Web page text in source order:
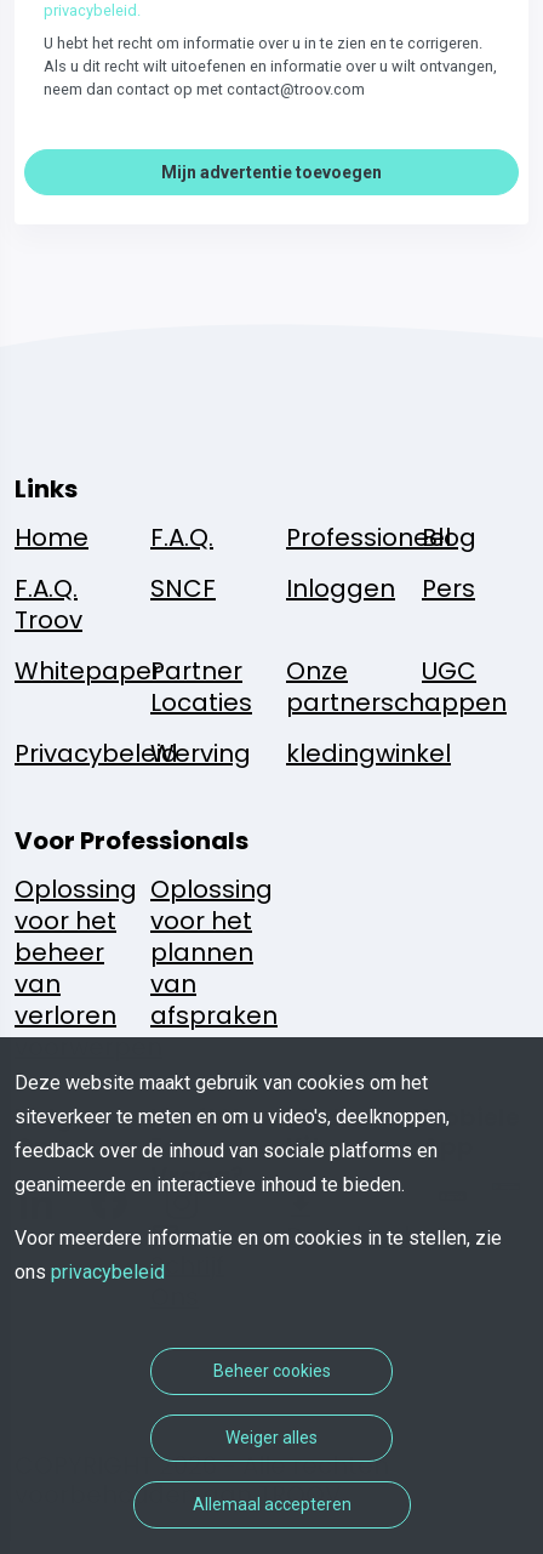
privacybeleid.
U hebt het recht om informatie over u in te zien en te corrigeren.
Als u dit recht wilt uitoefenen en informatie over u wilt ontvangen,
neem dan contact op met contact@troov.com
Mijn advertentie toevoegen
Links
Home
F.A.Q. Professioneel
Blog
F.A.Q.
Troov
SNCF Inloggen Pers
WhitepaperPartner
Locaties
Onze
partnerschappen
UGC
PrivacybeleidWerving kledingwinkel
Voor Professionals
Oplossing
voor het
beheer
van
verloren
voorwerpen
Oplossing
voor het
plannen
van
afspraken
Volg
Ons:
Heeft U
Een
Vraag?
Schrijf
Media
Kit
Download
Mobiele
App
COPYRIGHT 2026 - Alle rechten
voorbehouden aan TROOV
Deze website maakt gebruik van cookies om het
siteverkeer te meten en om u video's, deelknoppen,
feedback over de inhoud van sociale platforms en
geanimeerde en interactieve inhoud te bieden.
Voor meerdere informatie en om cookies in te stellen, zie
ons privacybeleid
Beheer cookies
Weiger alles
Allemaal accepteren